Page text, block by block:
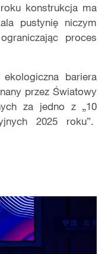
konstrukcja ma
pustynię niczym
proces
bariera
przez Światowy
za jedno z „10
2025 roku”.